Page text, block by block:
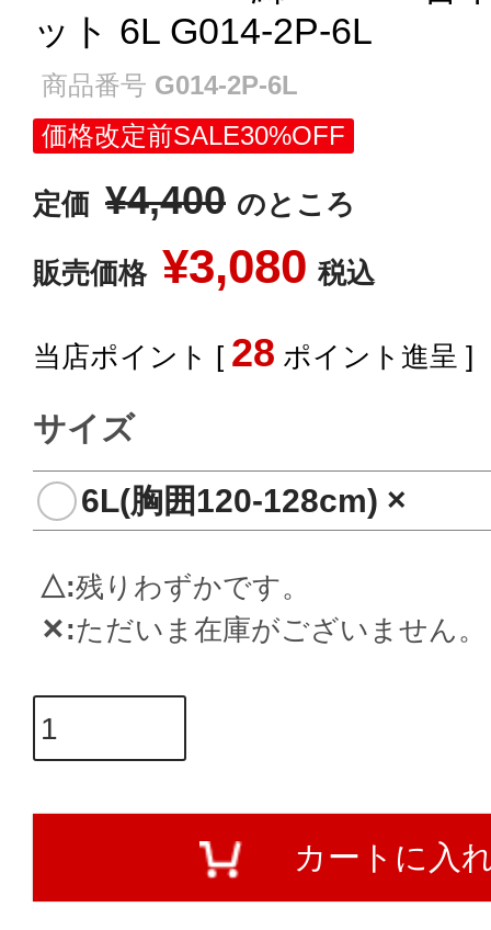
ット 6L G014-2P-6L
商品番号 G014-2P-6L
価格改定前SALE30%OFF
定価 ¥4,400 のところ
販売価格 ¥3,080 税込
[ 28 ポイント進呈 ]
サイズ
6L(胸囲120-128cm) ×
△ 残りわずかです。
✕ ただいま在庫がございません。
カートに入